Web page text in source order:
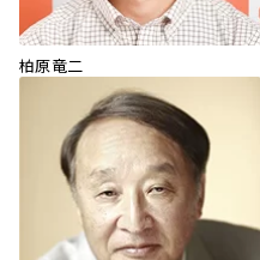
柏原竜二